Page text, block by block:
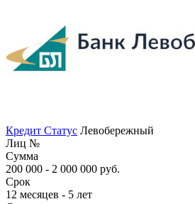
Кредит Статус Левобережный
Лиц №
Сумма
200 000 - 2 000 000 руб.
Срок
12 месяцев - 5 лет